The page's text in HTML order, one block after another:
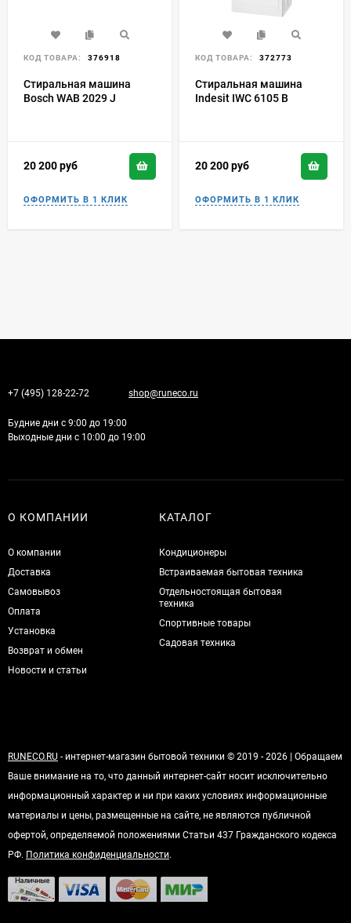
КОД ТОВАРА: 376918
Стиральная машина
Bosch WAB 2029 J
20 200руб
КОД ТОВАРА: 372773
Стиральная машина
Indesit IWC 6105 B
20 200руб
+7 (495) 128-22-72 shop@runeco.ru
Будние дни с 9:00 до 19:00
Выходные дни с 10:00 до 19:00
О КОМПАНИИ
О компании
Доставка
Самовывоз
Оплата
Установка
Возврат и обмен
Новости и статьи
КАТАЛОГ
Кондиционеры
Встраиваемая бытовая техника
Отдельностоящая бытовая
техника
Спортивные товары
Садовая техника
RUNECO.RU - интернет-магазин бытовой техники © 2019 - 2026 | Обращаем
Ваше внимание на то, что данный интернет-сайт носит исключительно
информационный характер и ни при каких условиях информационные
материалы и цены, размещенные на сайте, не являются публичной
офертой, определяемой положениями Статьи 437 Гражданского кодекса
РФ. Политика конфиденциальности.